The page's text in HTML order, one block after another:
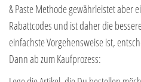
& Paste Methode gewährleistet aber
Rabattcodes und ist daher die
einfachste Vorgehensweise ist,
Dann ab zum Kaufprozess: